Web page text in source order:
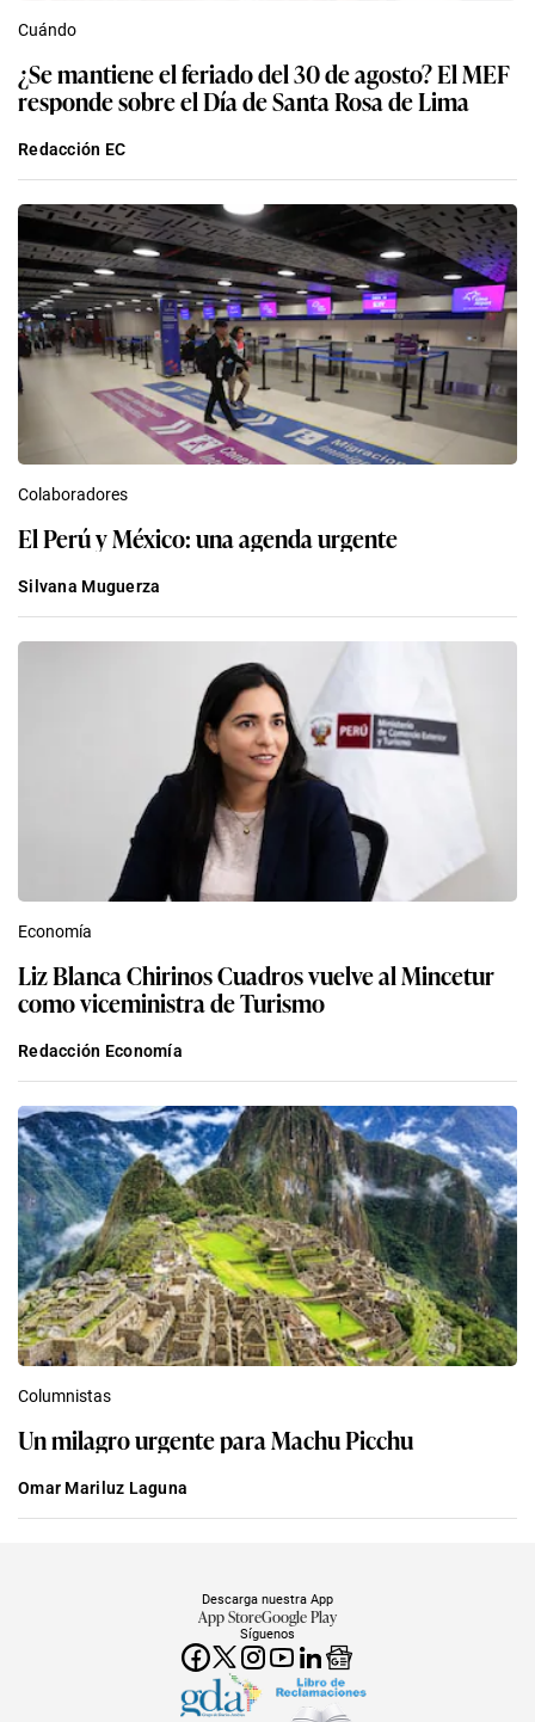
Cuándo
¿Se mantiene el feriado del 30 de agosto? El MEF
responde sobre el Día de Santa Rosa de Lima
Redacción EC
Colaboradores
El Perú y México: una agenda urgente
Silvana Muguerza
Economía
Liz Blanca Chirinos Cuadros vuelve al Mincetur
como viceministra de Turismo
Redacción Economía
Columnistas
Un milagro urgente para Machu Picchu
Omar Mariluz Laguna
Síguenos
Descarga nuestra App
App StoreGoogle Play